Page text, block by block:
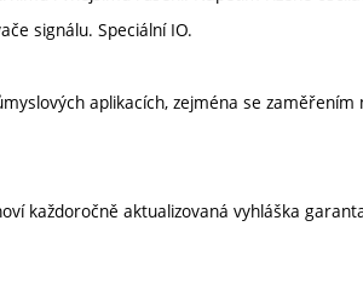
signálu. Speciální IO.
aplikacích, zejména se zaměřením
každoročně aktualizovaná vyhláška